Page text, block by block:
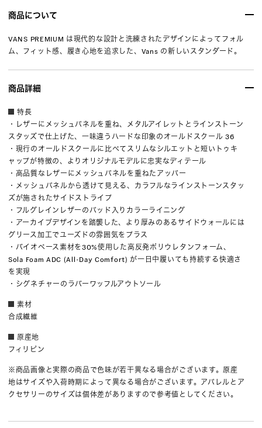
商品について
VANS PREMIUM は現代的な設計と洗練されたデザインによってフォル
ム、フィット感、履き心地を追求した、Vans の新しいスタンダード。
商品詳細
特長
・レザーにメッシュパネルを重ね、メタルアイレットとラインストーン
スタッズで仕上げた、一味違うハードな印象のオールドスクール 36
・現行のオールドスクールに比べてスリムなシルエットと短いトゥキ
ャップが特徴の、よりオリジナルモデルに忠実なディテール
・高品質なレザーにメッシュパネルを重ねたアッパー
・メッシュパネルから透けて見える、カラフルなラインストーンスタッ
ズが施されたサイドストライプ
・フルグレインレザーのパッド入りカラーライニング
・アーカイブデザインを踏襲した、より厚みのあるサイドウォールには
グリース加工でユーズドの雰囲気をプラス
・バイオベース素材を30%使用した高反発ポリウレタンフォーム、
Sola Foam ADC (All-Day Comfort) が一日中履いても持続する快適さ
を実現
・シグネチャーのラバーワッフルアウトソール
素材
合成繊維
原産地
フィリピン
※商品画像と実際の商品で色味が若干異なる場合がございます。原産
地はサイズや入荷時期によって異なる場合がございます。アパレルとア
クセサリーのサイズは個体差がありますので参考値としてください。